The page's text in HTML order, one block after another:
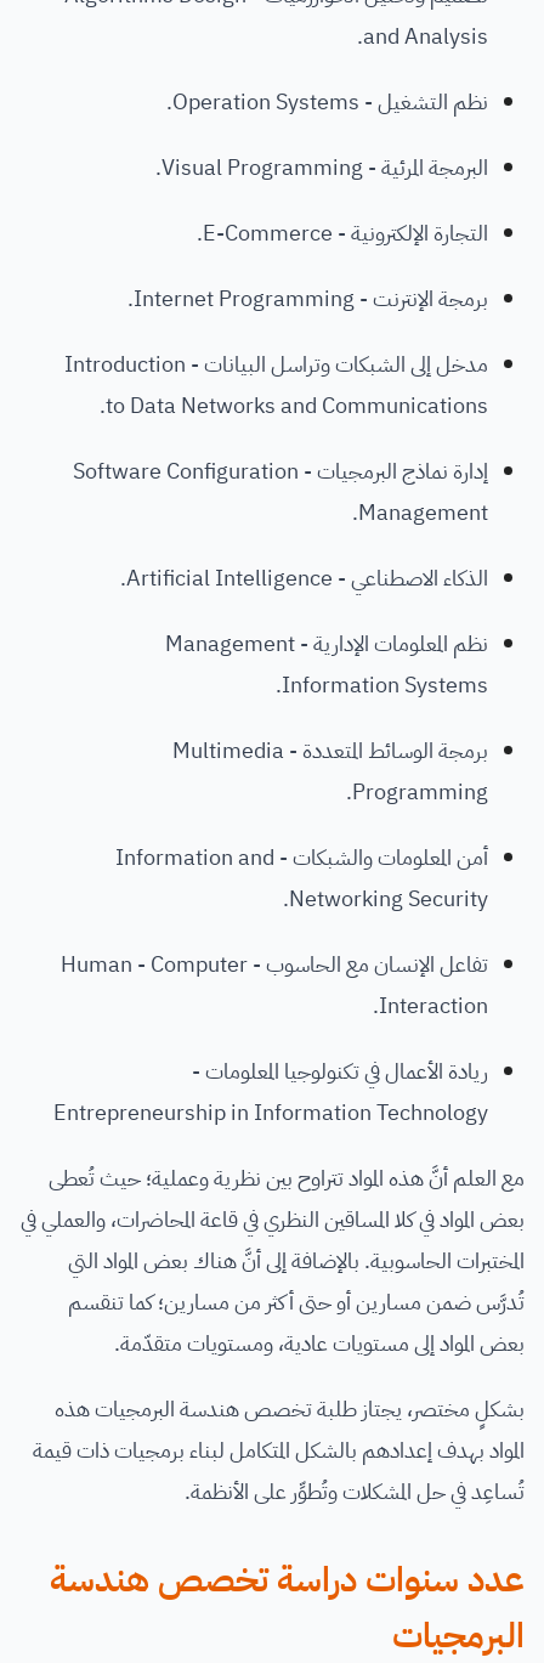
and Analysis.
نظم التشغيل - Operation Systems.
البرمجة المرئية - Visual Programming.
التجارة الإلكترونية - E-Commerce.
برمجة الإنترنت - Internet Programming.
مدخل إلى الشبكات وتراسل البيانات - Introduction
to Data Networks and Communications.
إدارة نماذج البرمجيات - Software Configuration
Management.
الذكاء الاصطناعي - Artificial Intelligence.
نظم المعلومات الإدارية - Management
Information Systems.
برمجة الوسائط المتعددة - Multimedia
Programming.
أمن المعلومات والشبكات - Information and
Networking Security.
تفاعل الإنسان مع الحاسوب - Human - Computer
Interaction.
ريادة الأعمال في تكنولوجيا المعلومات -
Entrepreneurship in Information Technology
مع العلم أنَّ هذه المواد تتراوح بين نظرية وعملية؛ حيث تُعطى
بعض المواد في كلا المساقين النظري في قاعة المحاضرات، والعملي في
المختبرات الحاسوبية. بالإضافة إلى أنَّ هناك بعض المواد التي
تُدرَّس ضمن مسارين أو حتى أكثر من مسارين؛ كما تنقسم
بعض المواد إلى مستويات عادية، ومستويات متقدّمة.
بشكلٍ مختصر، يجتاز طلبة تخصص هندسة البرمجيات هذه
المواد بهدف إعدادهم بالشكل المتكامل لبناء برمجيات ذات قيمة
تُساعِد في حل المشكلات وتُطوِّر على الأنظمة.
عدد سنوات دراسة تخصص هندسة
البرمجيات